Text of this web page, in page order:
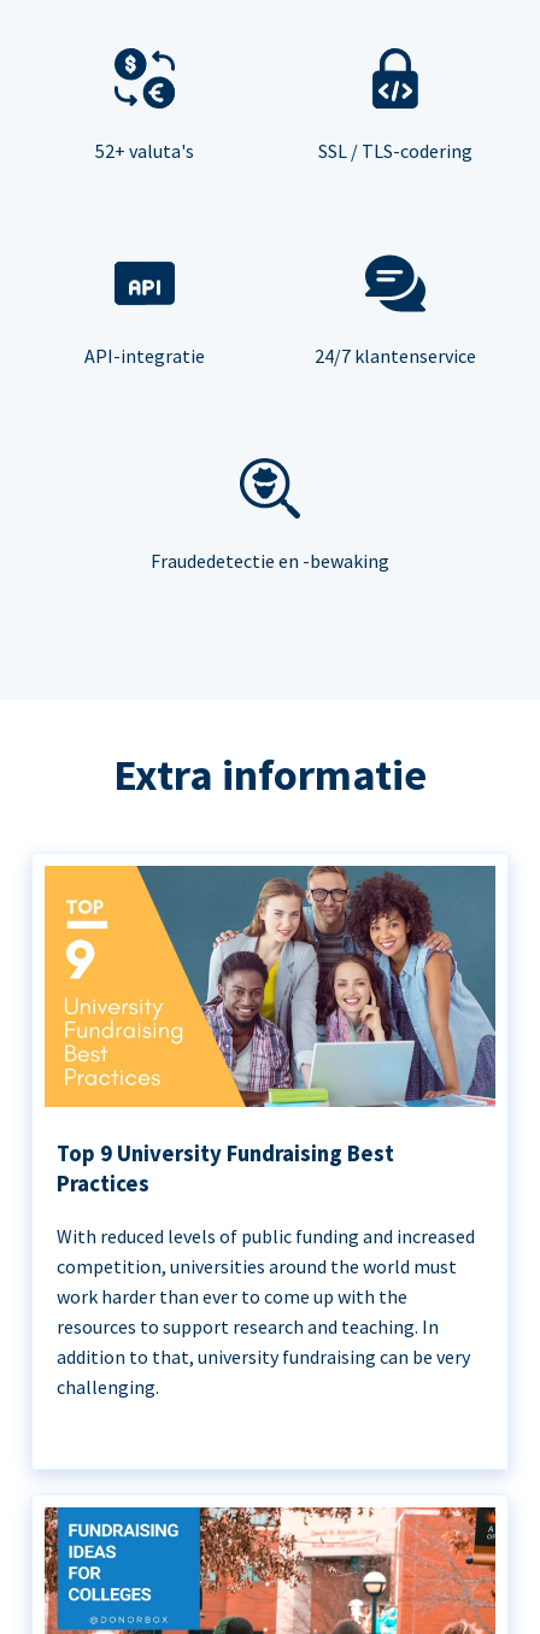
52+ valuta's SSL / TLS-codering
API-integratie 24/7 klantenservice
Fraudedetectie en -bewaking
Extra informatie
Top 9 University Fundraising Best
Practices
With reduced levels of public funding and increased
competition, universities around the world must
work harder than ever to come up with the
resources to support research and teaching. In
addition to that, university fundraising can be very
challenging.